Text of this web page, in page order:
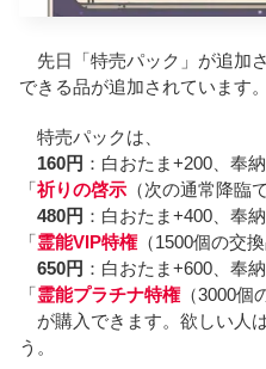
先日「特売パック」が追加
できる品が追加されています。
特売パックは、
160円 ：白おたま+200、奉
「祈りの啓示 （次の通常降臨
480円 ：白おたま+400、奉
「霊能VIP特権（1500個の交換
650円 ：白おたま+600、奉
「霊能プラチナ特権（3000個
が購入できます。欲しい人
う。